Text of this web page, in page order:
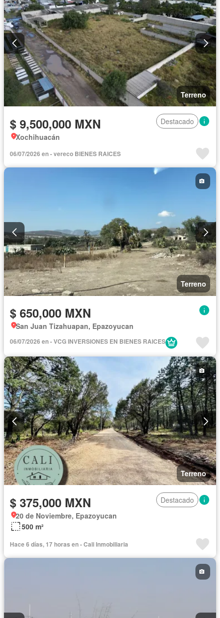
Terreno
$ 9,500,000 MXN
Destacado
Xochihuacán
06/07/2026 en - vereco BIENES RAICES
Terreno
$ 650,000 MXN
San Juan Tizahuapan, Epazoyucan
06/07/2026 en - VCG INVERSIONES EN BIENES RAICES
Terreno
$ 375,000 MXN
Destacado
20 de Noviembre, Epazoyucan
500 m²
Hace 6 días, 17 horas en - Cali Inmobiliaria